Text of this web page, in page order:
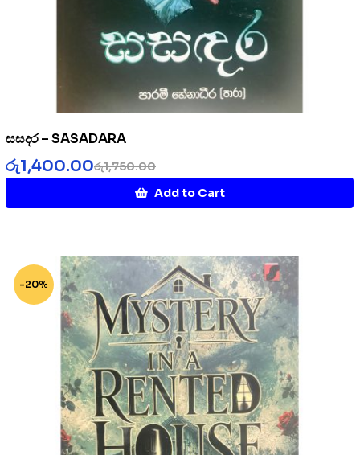
සසදර – SASADARA
රු1,750.00
රු1,400.00
Add to Cart
-20%